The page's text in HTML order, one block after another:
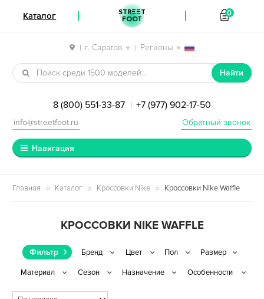
| г. Саратов | Регионы
Перейти к навигации
Перейти к содержимому
Найти
8 (800) 551-33-87 | +7 (977) 902-17-50
Обратный звонок
info@streetfoot.ru
Навигация
Главная Каталог Кроссовки Nike Кроссовки Nike Waffle
КРОССОВКИ NIKE WAFFLE
Фильтр
Каталог STREET
FOOT
0